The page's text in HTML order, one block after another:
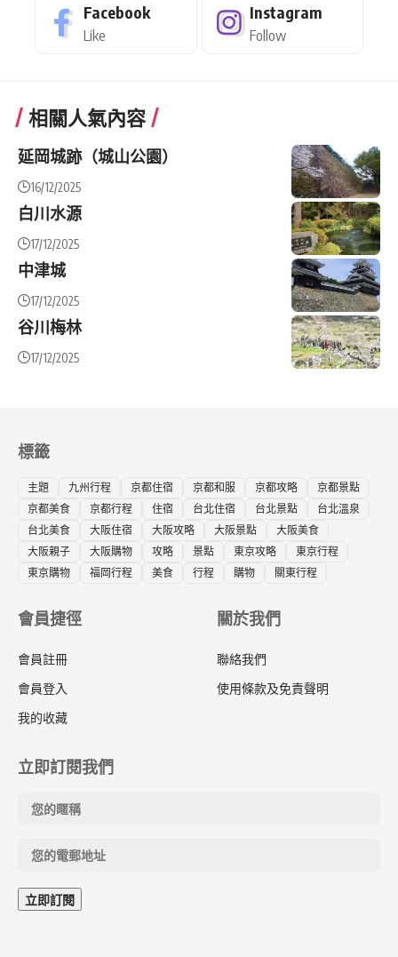
Facebook
Like
Instagram
Follow
相關人氣內容
延岡城跡（城山公園）
16/12/2025
白川水源
17/12/2025
中津城
17/12/2025
谷川梅林
17/12/2025
標籤
主題 九州行程 京都住宿 京都和服 京都攻略
京都景點
京都美食
京都行程 住宿 台北住宿 台北景點
台北溫泉
台北美食
大阪住宿 大阪攻略 大阪景點
大阪美食
大阪親子
大阪購物 攻略 景點 東京攻略
東京行程
東京購物
福岡行程 美食 行程 購物 關東行程
會員捷徑
會員註冊
會員登入
我的收藏
關於我們
聯絡我們
使用條款及免責聲明
立即訂閱我們